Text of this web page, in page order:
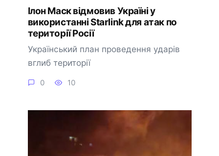
Ілон Маск відмовив Україні у
використанні Starlink для атак по
території Росії
Український план проведення ударів
вглиб території
0 10